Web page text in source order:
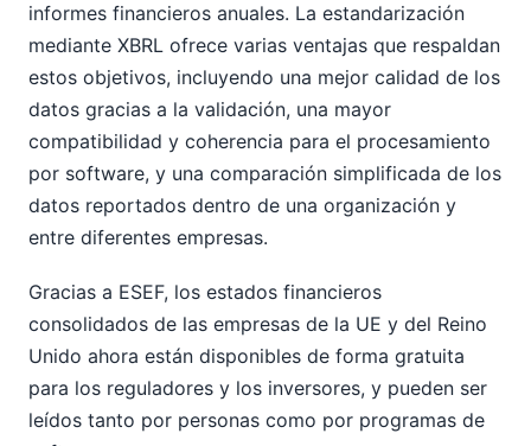
informes financieros anuales. La estandarización
mediante XBRL ofrece varias ventajas que respaldan
estos objetivos, incluyendo una mejor calidad de los
datos gracias a la validación, una mayor
compatibilidad y coherencia para el procesamiento
por software, y una comparación simplificada de los
datos reportados dentro de una organización y
entre diferentes empresas.
Gracias a ESEF, los estados financieros
consolidados de las empresas de la UE y del Reino
Unido ahora están disponibles de forma gratuita
para los reguladores y los inversores, y pueden ser
leídos tanto por personas como por programas de